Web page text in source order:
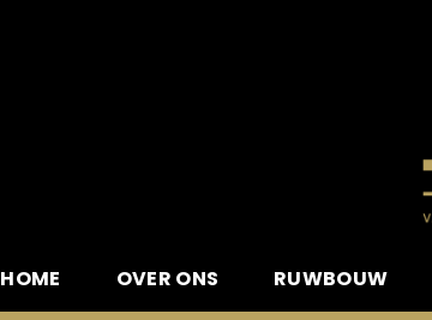
HOME OVER ONS RUWBOUW